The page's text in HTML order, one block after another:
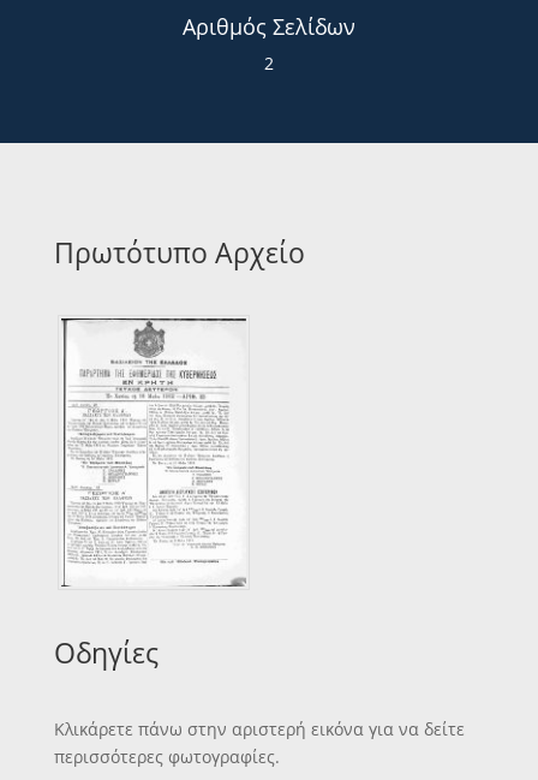
Αριθμός Σελίδων
2
Πρωτότυπο Αρχείο
Οδηγίες
Κλικάρετε πάνω στην αριστερή εικόνα για να δείτε
περισσότερες φωτογραφίες.